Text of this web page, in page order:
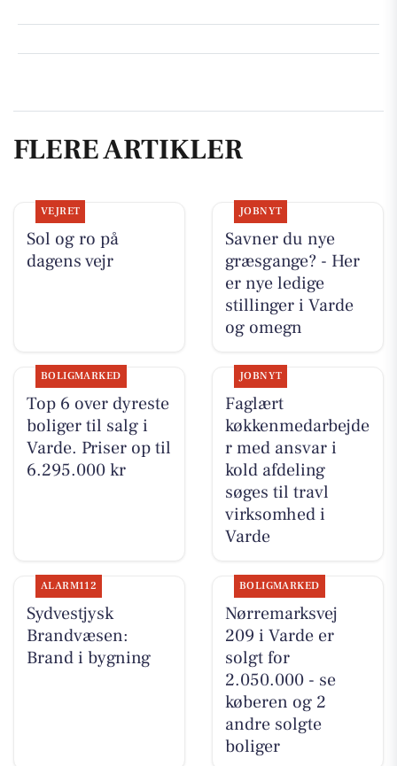
FLERE ARTIKLER
VEJRET
Sol og ro på
dagens vejr
JOBNYT
Savner du nye
græsgange? - Her
er nye ledige
stillinger i Varde
og omegn
BOLIGMARKED
Top 6 over dyreste
boliger til salg i
Varde. Priser op til
6.295.000 kr
JOBNYT
Faglært
køkkenmedarbejde
r med ansvar i
kold afdeling
søges til travl
virksomhed i
Varde
ALARM112
Sydvestjysk
Brandvæsen:
Brand i bygning
BOLIGMARKED
Nørremarksvej
209 i Varde er
solgt for
2.050.000 - se
køberen og 2
andre solgte
boliger